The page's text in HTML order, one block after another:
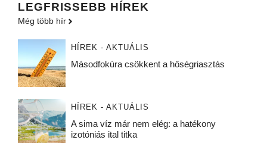
LEGFRISSEBB HÍREK
Még több hír
HÍREK - AKTUÁLIS
Másodfokúra csökkent a hőségriasztás
HÍREK - AKTUÁLIS
A sima víz már nem elég: a hatékony
izotóniás ital titka